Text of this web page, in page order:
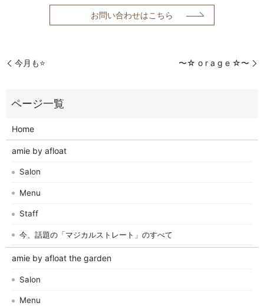
お問い合わせはこちら
今月も⭐️ 〜☆ o r a g e ☆〜
Home
amie by afloat
Salon
Menu
Staff
今、話題の「マジカルストレート」のすべて
amie by afloat the garden
Salon
Menu